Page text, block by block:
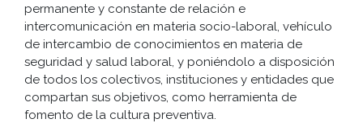
permanente y constante de relación e
intercomunicación en materia socio-laboral, vehículo
de intercambio de conocimientos en materia de
seguridad y salud laboral, y poniéndolo a disposición
de todos los colectivos, instituciones y entidades que
compartan sus objetivos, como herramienta de
fomento de la cultura preventiva.